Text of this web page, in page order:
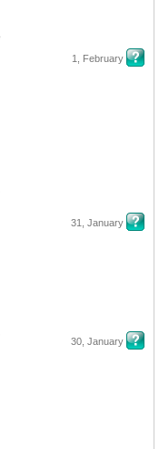
1, February
31, January
30, January